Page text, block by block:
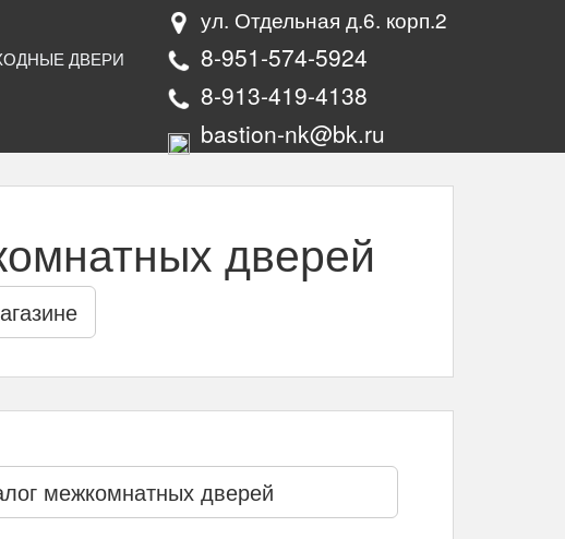
ДВЕРИ
ул. Отдельная д.6. корп.2
8-951-574-5924
8-913-419-4138
bastion-nk@bk.ru
дверей
межкомнатных дверей